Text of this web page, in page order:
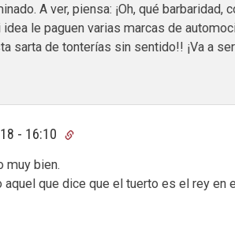
A ver, piensa: ¡Oh, qué barbaridad,
le paguen varias marcas de
sarta de tonterías sin sentido!! ¡Va a ser
- 16:10
muy bien.
que dice que el tuerto es el rey en